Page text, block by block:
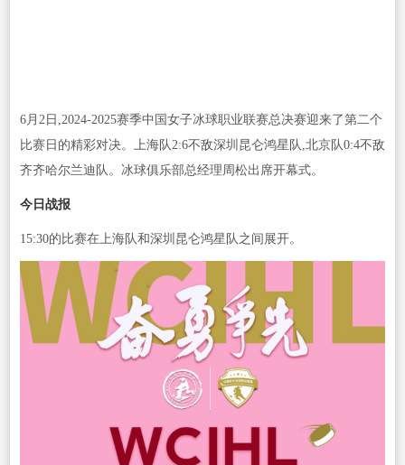
6月2日,2024-2025赛季中国女子冰球职业联赛总决赛迎来了第二个
比赛日的精彩对决。上海队2:6不敌深圳昆仑鸿星队,北京队0:4不敌
齐齐哈尔兰迪队。冰球俱乐部总经理周松出席开幕式。
今日战报
15:30的比赛在上海队和深圳昆仑鸿星队之间展开。